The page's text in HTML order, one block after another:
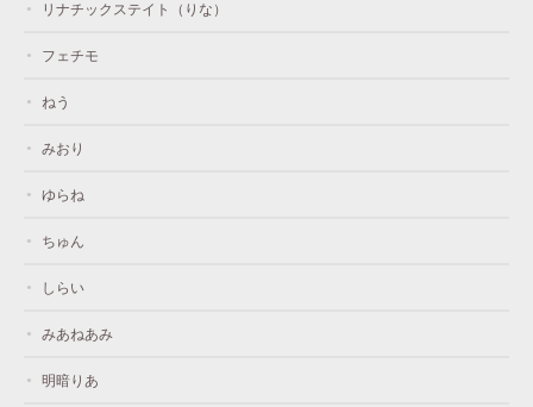
リナチックステイト（りな）
フェチモ
ねう
みおり
ゆらね
ちゅん
しらい
みあねあみ
明暗りあ